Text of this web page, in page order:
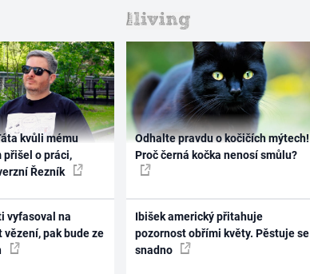
kvůli mému
přišel o práci,
Řezník
vyfasoval na
vězení, pak bude ze
Odhalte pravdu o kočičích mýtech!
Proč černá kočka nenosí smůlu?
Ibišek americký přitahuje
pozornost obřími květy. Pěstuje se
snadno